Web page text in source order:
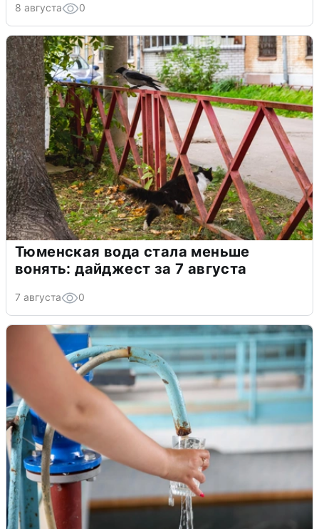
8 августа 0
Тюменская вода стала меньше
вонять: дайджест за 7 августа
7 августа 0